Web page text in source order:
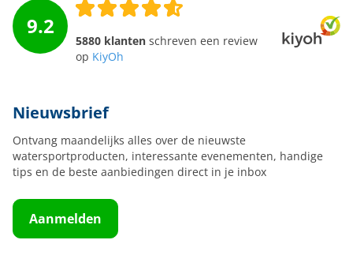
9.2
5880 klanten schreven een review
op KiyOh
Nieuwsbrief
Ontvang maandelijks alles over de nieuwste
watersportproducten, interessante evenementen, handige
tips en de beste aanbiedingen direct in je inbox
Aanmelden